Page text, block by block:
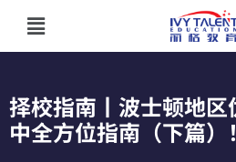
内
Flyout
Menu
择校指南丨波士顿地
中全方位指南（下篇）！